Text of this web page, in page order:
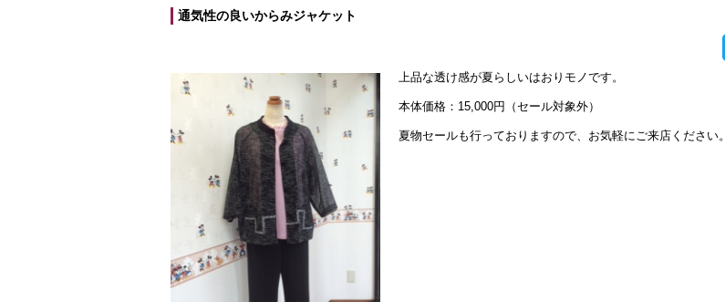
通気性の良いからみジャケット
上品な透け感が夏らしいはおりモノです。
本体価格：15,000円（セール対象外）
夏物セールも行っておりますので、お気軽にご来店ください。